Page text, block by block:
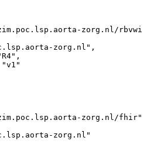
zorg.nl/
zorg.nl" ,
,
"v1"
zorg.nl/fhir"
zorg.nl"